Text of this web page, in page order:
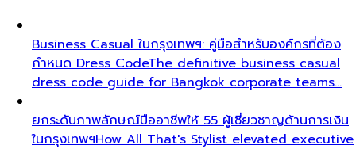
Business Casual ในกรุงเทพฯ: คู่มือสำหรับองค์กรที่ต้อง
กำหนด Dress CodeThe definitive business casual
dress code guide for Bangkok corporate teams…
ยกระดับภาพลักษณ์มืออาชีพให้ 55 ผู้เชี่ยวชาญด้านการเงิน
ในกรุงเทพฯHow All That's Stylist elevated executive